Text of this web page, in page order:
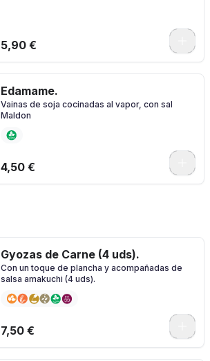
5,90 €
Edamame.
Vainas de soja cocinadas al vapor, con sal
Maldon
4,50 €
Gyozas de Carne (4 uds).
Con un toque de plancha y acompañadas de
salsa amakuchi (4 uds).
7,50 €